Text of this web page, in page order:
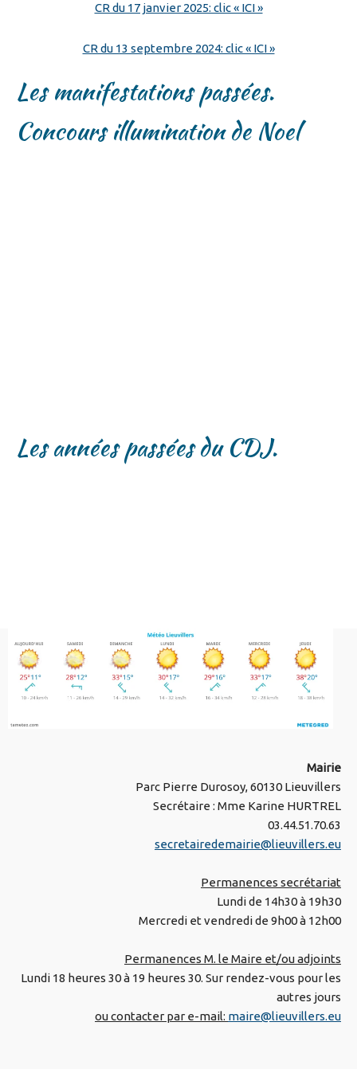
CR du 17 janvier 2025: clic « ICI »
CR du 13 septembre 2024: clic « ICI »
Les manifestations passées.
Concours illumination de Noel
Les années passées du CDJ.
Mairie
Parc Pierre Durosoy, 60130 Lieuvillers
Secrétaire : Mme Karine HURTREL
03.44.51.70.63
secretairedemairie@lieuvillers.eu
Permanences secrétariat
Lundi de 14h30 à 19h30
Mercredi et vendredi de 9h00 à 12h00
Permanences M. le Maire et/ou adjoints
Lundi 18 heures 30 à 19 heures 30. Sur rendez-vous pour les
autres jours
ou contacter par e-mail: maire@lieuvillers.eu